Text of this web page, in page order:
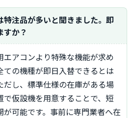
すか？
ての機種が即日入替できるとは
だし、標準仕様の在庫がある場
で仮設機を用意することで、短
が可能です。事前に専門業者へ在